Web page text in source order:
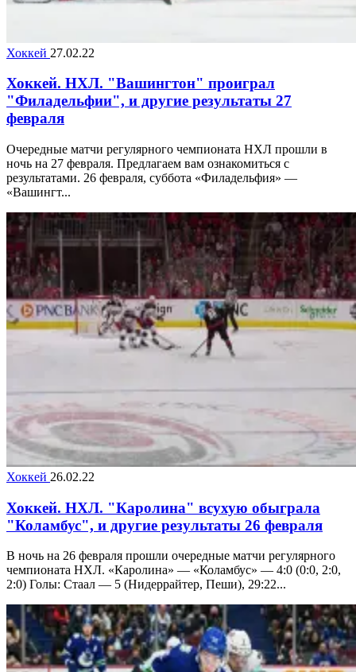
Хоккей 27.02.22
Хоккей. НХЛ. "Вашингтон" проиграл
"Филадельфии", и другие результаты 27
февраля
Очередные матчи регулярного чемпионата НХЛ прошли в
ночь на 27 февраля. Предлагаем вам ознакомиться с
результатами. 26 февраля, суббота «Филадельфия» —
«Вашингт...
Хоккей 26.02.22
Хоккей. НХЛ. "Каролина" всухую обыграла
"Коламбус", и другие результаты 26 февраля
В ночь на 26 февраля прошли очередные матчи регулярного
чемпионата НХЛ. «Каролина» — «Коламбус» — 4:0 (0:0, 2:0,
2:0) Голы: Стаал — 5 (Нидеррайтер, Пеши), 29:22...